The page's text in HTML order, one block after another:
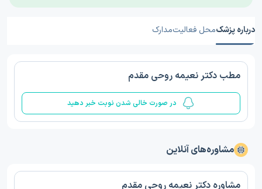
درباره پزشکمحل فعالیتمدارک
مطب دکتر نعیمه روحی مقدم
در صورت خالی شدن نوبت خبر دهید
مشاوره‌های آنلاین
مشاوره دکتر نعیمه روحی مقدم